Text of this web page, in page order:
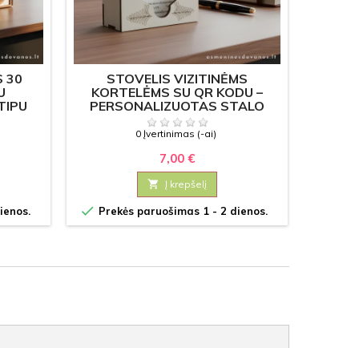
30
STOVELIS VIZITINĖMS
KORTELĖMS SU QR KODU –
PERSONALIZUOTAS STALO
LAIKIKLIS
0 Įvertinimas (-ai)
7,00 €
 Į krepšelį
 Prekės paruošimas 1 - 2 dienos.